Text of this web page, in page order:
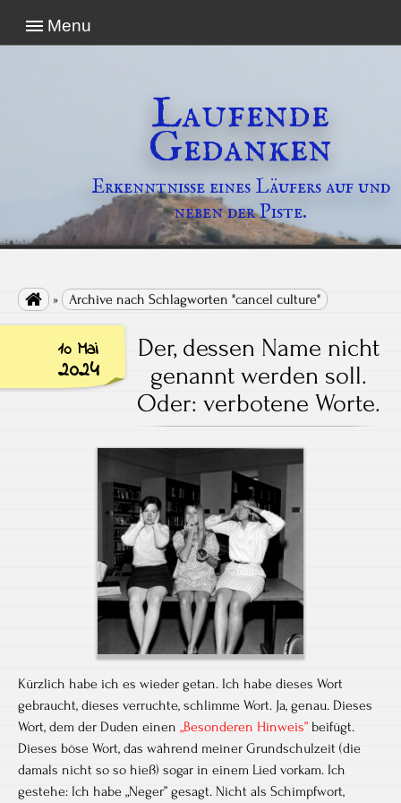
Menu
Laufende
Gedanken
Erkenntnisse eines Läufers auf und
neben der Piste.
 » Archive nach Schlagworten "cancel culture"
10 Mai
2024
Der, dessen Name nicht
genannt werden soll.
Oder: verbotene Worte.
Kürzlich habe ich es wieder getan. Ich habe dieses Wort
gebraucht, dieses verruchte, schlimme Wort. Ja, genau. Dieses
Wort, dem der Duden einen „Besonderen Hinweis” beifügt.
Dieses böse Wort, das während meiner Grundschulzeit (die
damals nicht so so hieß) sogar in einem Lied vorkam. Ich
gestehe: Ich habe „Neger” gesagt. Nicht als Schimpfwort,